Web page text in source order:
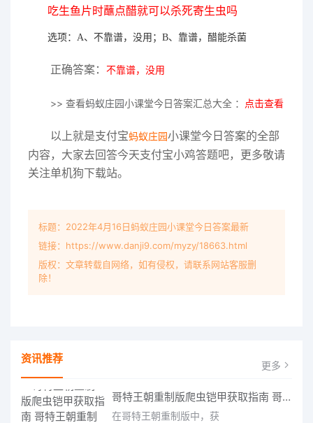
吃生鱼片时蘸点醋就可以杀死寄生虫吗
选项：A、不靠谱，没用；B、靠谱，醋能杀菌
正确答案： 不靠谱，没用
>> 查看蚂蚁庄园小课堂今日答案汇总大全 ： 点击查看
以上就是支付宝蚂蚁庄园小课堂今日答案的全部
内容，大家去回答今天支付宝小鸡答题吧，更多敬请
关注单机狗下载站。
标题：2022年4月16日蚂蚁庄园小课堂今日答案最新
链接：https://www.danji9.com/myzy/18663.html
版权：文章转载自网络，如有侵权，请联系网站客服删
除！
资讯推荐 更多
哥特王朝重制版爬虫铠甲获取指南 哥特王朝重制版爬虫铠甲获取方法
在哥特王朝重制版中，获